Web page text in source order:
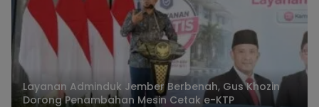
Layanan Adminduk Jember Berbenah, Gus Khozin
Dorong Penambahan Mesin Cetak e-KTP